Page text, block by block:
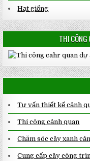
Hạt giống
THI CÔNG
Tư vấn thiết kế cảnh
Thi công cảnh quan
Chăm sóc cây xanh
Cung cấp cây công